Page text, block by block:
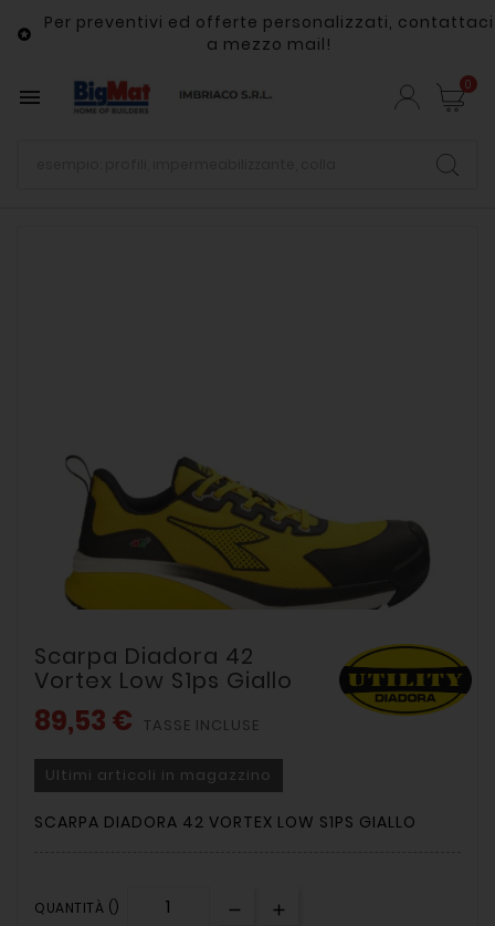

Per preventivi ed offerte personalizzati, contattaci
a mezzo mail!
 0
Scarpa Diadora 42
Vortex Low S1ps Giallo
89,53 € TASSE INCLUSE
Ultimi articoli in magazzino
SCARPA DIADORA 42 VORTEX LOW S1PS GIALLO
QUANTITÀ ()